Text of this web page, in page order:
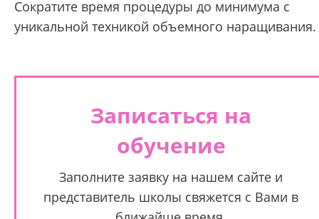
Сократите время процедуры до минимума с
уникальной техникой объемного наращивания.
Записаться на
обучение
Заполните заявку на нашем сайте и
представитель школы свяжется с Вами в